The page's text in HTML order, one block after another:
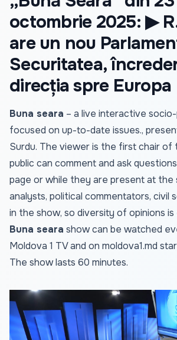
octombrie 2025: ▶
are un nou
Securitatea,
direcția spre Europa
Buna seara – a live interactive
focused on up-to-date issues.,
Surdu. The viewer is the first chair of
public can comment and ask
page or while they are present at the
analysts, political commentators, civil
in the show, so diversity of opinions is
Buna seara show can be watched
Moldova 1 TV and on moldova1.md
The show lasts 60 minutes.